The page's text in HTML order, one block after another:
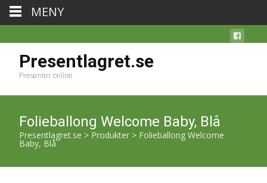
Presentlagret.se
Presenter online
Folieballong Welcome Baby, Blå
Presentlagret.se > Produkter > Folieballong Welcome
Baby, Blå
MENY